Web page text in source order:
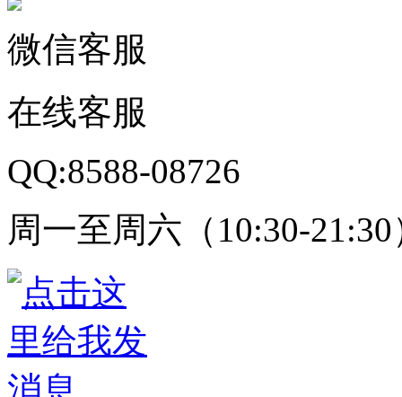
微信客服
在线客服
QQ:8588-08726
周一至周六（10:30-21:30